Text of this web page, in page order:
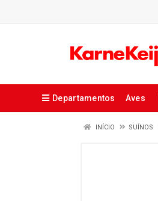
Departamentos Aves
INÍCIO SUÍNOS